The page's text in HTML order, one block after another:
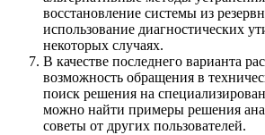
восстановление системы из
использование диагностических
некоторых случаях.
В качестве последнего варианта
возможность обращения в
поиск решения на
можно найти примеры решения
советы от других пользователей.